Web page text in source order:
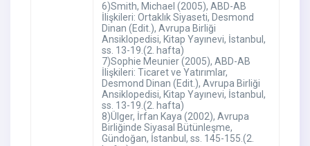
6)Smith, Michael (2005), ABD-AB
İlişkileri: Ortaklık Siyaseti, Desmond
Dinan (Edit.), Avrupa Birliği
Ansiklopedisi, Kitap Yayınevi, İstanbul,
ss. 13-19.(2. hafta)
7)Sophie Meunier (2005), ABD-AB
İlişkileri: Ticaret ve Yatırımlar,
Desmond Dinan (Edit.), Avrupa Birliği
Ansiklopedisi, Kitap Yayınevi, İstanbul,
ss. 13-19.(2. hafta)
8)Ülger, İrfan Kaya (2002), Avrupa
Birliğinde Siyasal Bütünleşme,
Gündoğan, İstanbul, ss. 145-155.(2.